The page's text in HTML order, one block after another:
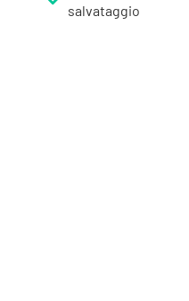
salvataggio